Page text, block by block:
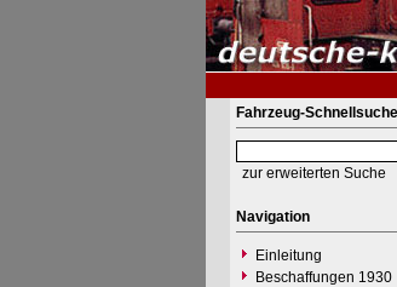
Fahrzeug-Schnellsuche
zur erweiterten Suche
Navigation
Einleitung
Beschaffungen 1930